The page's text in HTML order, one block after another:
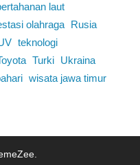
laut
olahraga
Rusia
teknologi
Turki
Ukraina
wisata jawa timur